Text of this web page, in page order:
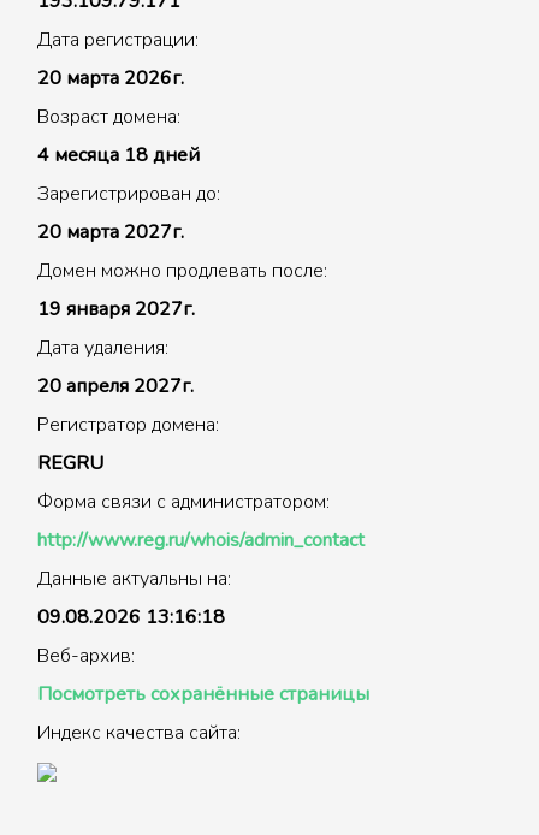
Дата регистрации:
20 марта 2026г.
Возраст домена:
4 месяца 18 дней
Зарегистрирован до:
20 марта 2027г.
Домен можно продлевать после:
19 января 2027г.
Дата удаления:
20 апреля 2027г.
Регистратор домена:
REGRU
Форма связи с администратором:
http://www.reg.ru/whois/admin_contact
Данные актуальны на:
09.08.2026 13:16:18
Веб-архив:
Посмотреть сохранённые страницы
Индекс качества сайта: